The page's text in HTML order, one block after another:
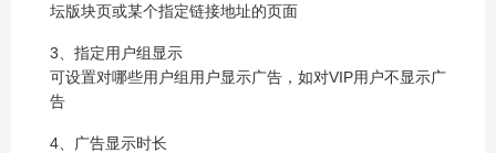
坛版块页或某个指定链接地址的页面
3、指定用户组显示
可设置对哪些用户组用户显示广告，如对VIP用户不显示广
告
4、广告显示时长